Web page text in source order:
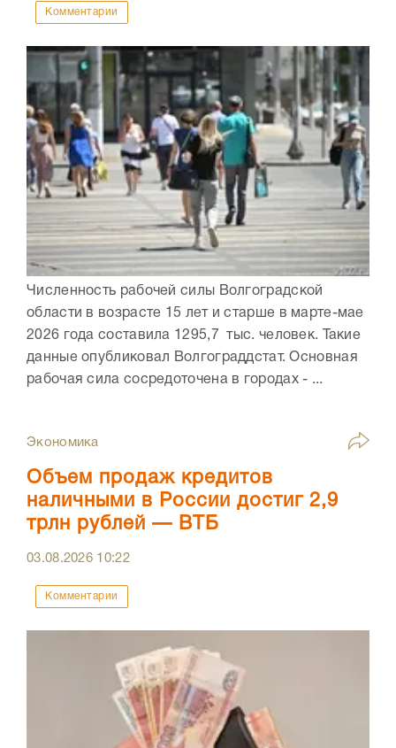
Комментарии
Численность рабочей силы Волгоградской
области в возрасте 15 лет и старше в марте-мае
2026 года составила 1295,7 тыс. человек. Такие
данные опубликовал Волгограддстат. Основная
рабочая сила сосредоточена в городах - ...
Экономика
Объем продаж кредитов
наличными в России достиг 2,9
трлн рублей — ВТБ
03.08.2026 10:22
Комментарии